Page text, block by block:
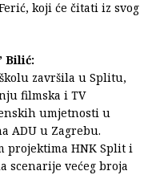
koji će čitati iz svog
Bilić:
završila u Splitu,
filmska i TV
umjetnosti u
ADU u Zagrebu.
projektima HNK Split i
scenarije većeg broja